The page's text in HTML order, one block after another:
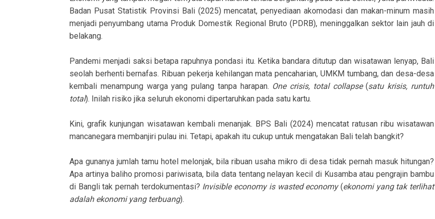
Badan Pusat Statistik Provinsi Bali (2025) mencatat, penyediaan akomodasi dan makan-minum masih
menjadi penyumbang utama Produk Domestik Regional Bruto (PDRB), meninggalkan sektor lain jauh di
belakang.
Pandemi menjadi saksi betapa rapuhnya pondasi itu. Ketika bandara ditutup dan wisatawan lenyap, Bali
seolah berhenti bernafas. Ribuan pekerja kehilangan mata pencaharian, UMKM tumbang, dan desa-desa
kembali menampung warga yang pulang tanpa harapan. One crisis, total collapse(satu krisis, runtuh
total). Inilah risiko jika seluruh ekonomi dipertaruhkan pada satu kartu.
Kini, grafik kunjungan wisatawan kembali menanjak. BPS Bali (2024) mencatat ratusan ribu wisatawan
mancanegara membanjiri pulau ini. Tetapi, apakah itu cukup untuk mengatakan Bali telah bangkit?
Apa gunanya jumlah tamu hotel melonjak, bila ribuan usaha mikro di desa tidak pernah masuk hitungan?
Apa artinya baliho promosi pariwisata, bila data tentang nelayan kecil di Kusamba atau pengrajin bambu
di Bangli tak pernah terdokumentasi? Invisible economy is wasted economy(ekonomi yang tak terlihat
adalah ekonomi yang terbuang).